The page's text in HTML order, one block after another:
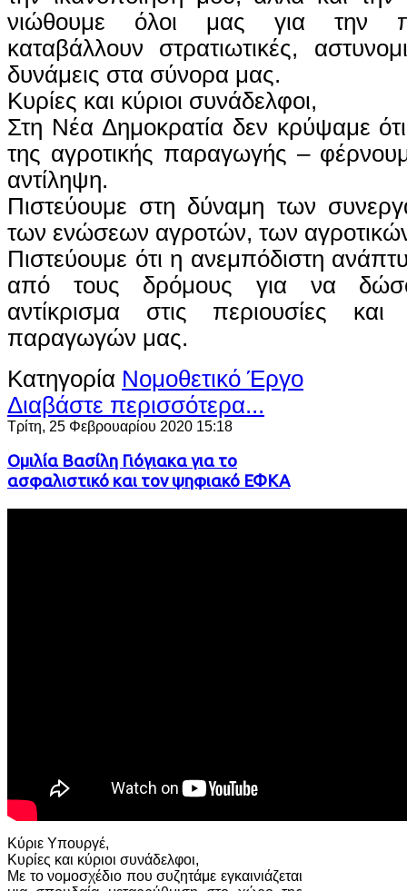
νιώθουμε όλοι μας για την
καταβάλλουν στρατιωτικές,
δυνάμεις στα σύνορα μας.
Κυρίες και κύριοι συνάδελφοι,
Στη Νέα Δημοκρατία δεν κρύψαμε
της αγροτικής παραγωγής –
αντίληψη.
Πιστεύουμε στη δύναμη των
των ενώσεων αγροτών, των
Πιστεύουμε ότι η ανεμπόδιστη
από τους δρόμους για να
αντίκρισμα στις περιουσίες
παραγωγών μας.
Κατηγορία Νομοθετικό Έργο
Διαβάστε περισσότερα...
Τρίτη, 25 Φεβρουαρίου 2020 15:18
Ομιλία Βασίλη Γιόγιακα για το
ασφαλιστικό και τον ψηφιακό ΕΦΚΑ
Κύριε Υπουργέ,
Κυρίες και κύριοι συνάδελφοι,
Με το νομοσχέδιο που συζητάμε εγκαινιάζεται